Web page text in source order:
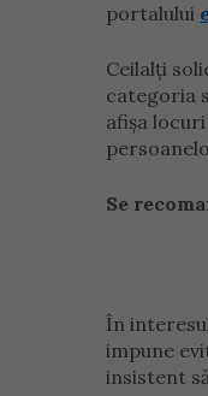
portalului
Ceilalți
categoria
afișa
Se
În
impune
insistent